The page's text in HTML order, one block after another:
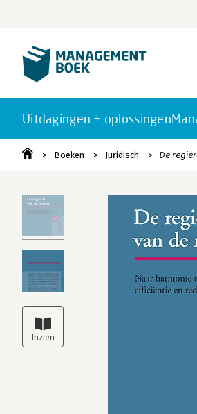
Uitdagingen + oplossingen
Boeken Juridisch De